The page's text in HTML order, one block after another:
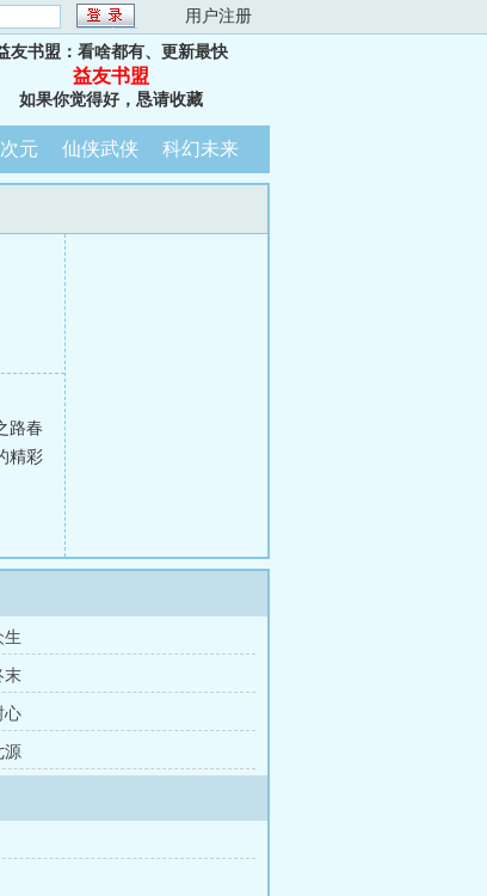
用户注册
友书盟：看啥都有、更新最快
益友书盟
如果你觉得好，恳请收藏
元 仙侠武侠 科幻未来
路春
精彩
生
末
心
源